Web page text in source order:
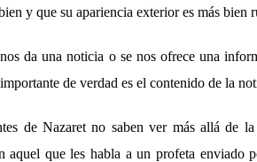
y que su apariencia exterior es más bien
da una noticia o se nos ofrece una
de verdad es el contenido de la
de Nazaret no saben ver más allá de
aquel que les habla a un profeta enviado